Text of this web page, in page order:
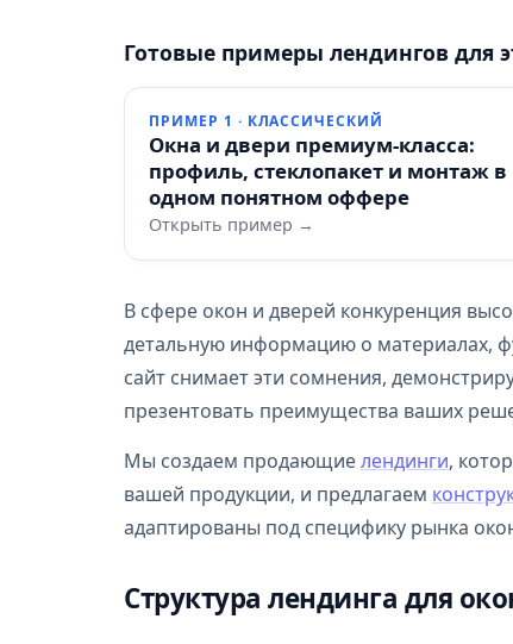
Готовые примеры лендингов для
ПРИМЕР 1 · КЛАССИЧЕСКИЙ
Окна и двери премиум-класса:
профиль, стеклопакет и монтаж в
одном понятном оффере
Открыть пример →
В сфере окон и дверей конкуренция
детальную информацию о материалах,
сайт снимает эти сомнения,
презентовать преимущества ваших
Мы создаем продающиелендинги,
вашей продукции, и предлагаем
адаптированы под специфику рынка
Структура лендинга для